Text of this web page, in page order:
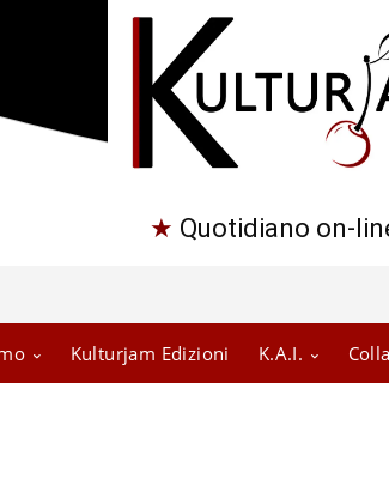
★ Quotidiano on-
Kulturjam Edizioni K.A.I.